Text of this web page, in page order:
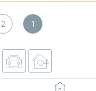
والترافع في كافة محاكم الدولة
1
2